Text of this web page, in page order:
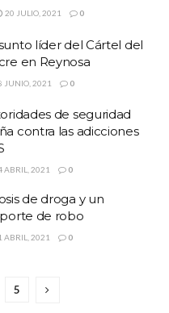
20 JULIO, 2021 0
líder del Cártel del
en Reynosa
JUNIO, 2021 0
de seguridad
contra las adicciones
ABRIL, 2021 0
de droga y un
de robo
ABRIL, 2021 0
5